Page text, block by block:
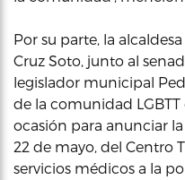
Por su parte, la
Cruz Soto, junto al
legislador municipal
de la comunidad
ocasión para anunciar
22 de mayo, del Centro
servicios médicos a la